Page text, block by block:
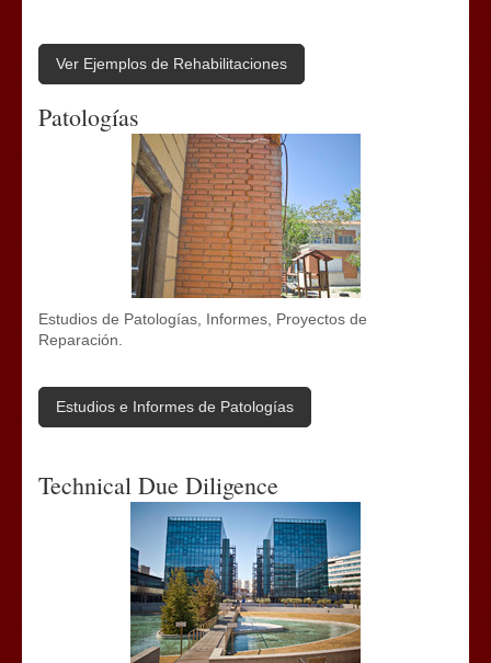
Ver Ejemplos de Rehabilitaciones
Patologías
Estudios de Patologías, Informes, Proyectos de
Reparación.
Estudios e Informes de Patologías
Technical Due Diligence